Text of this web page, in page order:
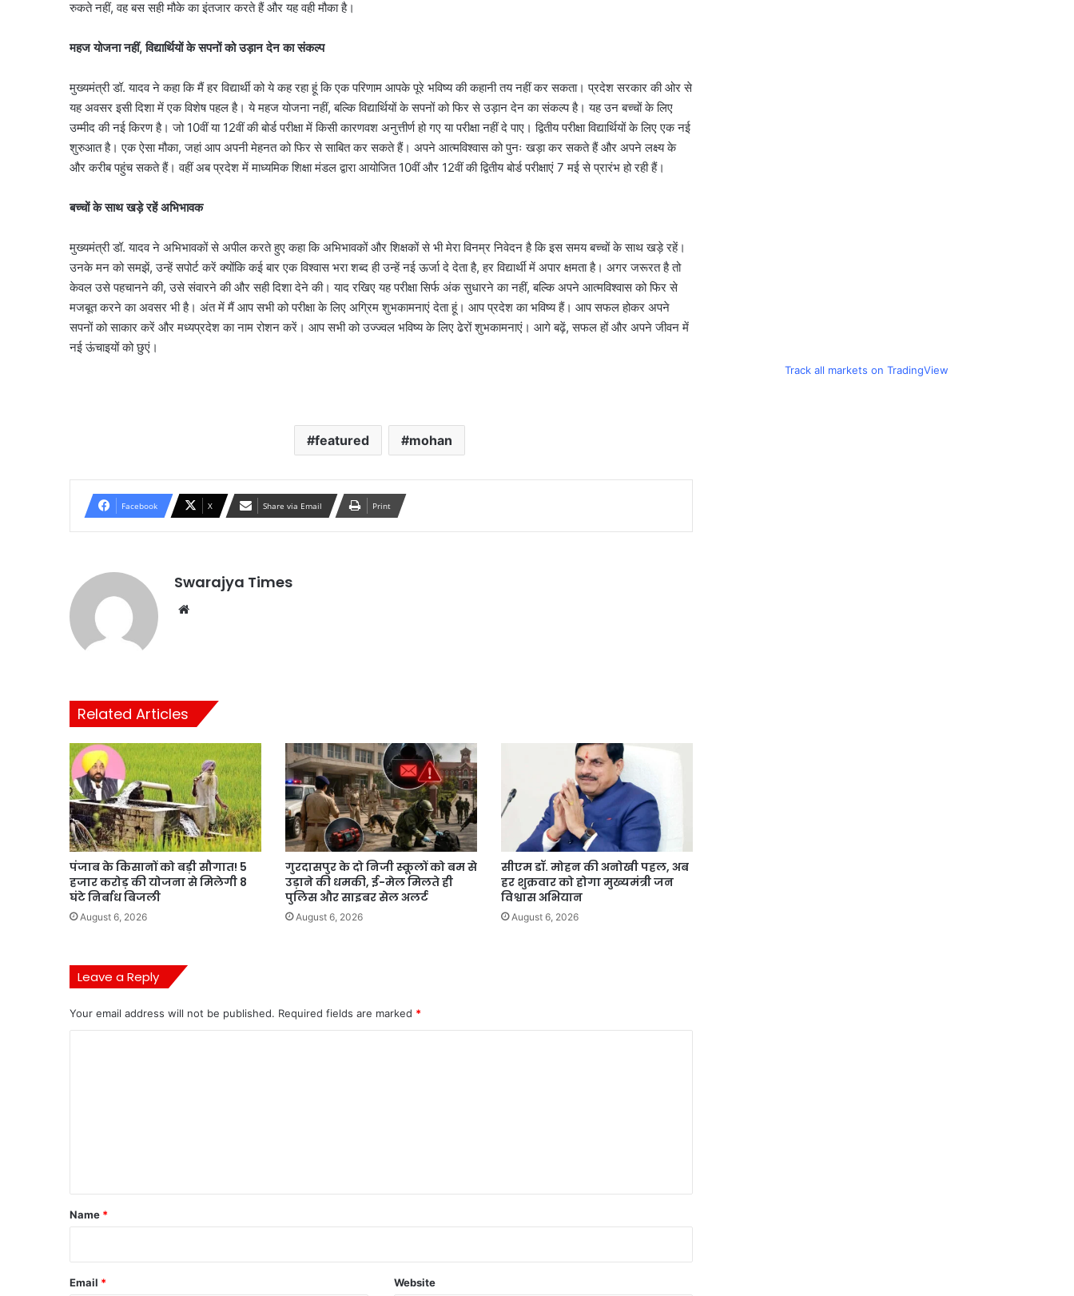
रुकते नहीं, वह बस सही मौके का इंतजार करते हैं और यह वही मौका है।
महज योजना नहीं, विद्यार्थियों के सपनों को उड़ान देन का संकल्प
मुख्यमंत्री डॉ. यादव ने कहा कि मैं हर विद्यार्थी को ये कह रहा हूं कि एक परिणाम आपके पूरे भविष्य की कहानी तय नहीं कर सकता। प्रदेश सरकार की ओर से
यह अवसर इसी दिशा में एक विशेष पहल है। ये महज योजना नहीं, बल्कि विद्यार्थियों के सपनों को फिर से उड़ान देन का संकल्प है। यह उन बच्चों के लिए
उम्मीद की नई किरण है। जो 10वीं या 12वीं की बोर्ड परीक्षा में किसी कारणवश अनुत्तीर्ण हो गए या परीक्षा नहीं दे पाए। द्वितीय परीक्षा विद्यार्थियों के लिए एक नई
शुरुआत है। एक ऐसा मौका, जहां आप अपनी मेहनत को फिर से साबित कर सकते हैं। अपने आत्मविश्वास को पुनः खड़ा कर सकते हैं और अपने लक्ष्य के
और करीब पहुंच सकते हैं। वहीं अब प्रदेश में माध्यमिक शिक्षा मंडल द्वारा आयोजित 10वीं और 12वीं की द्वितीय बोर्ड परीक्षाएं 7 मई से प्रारंभ हो रही हैं।
बच्चों के साथ खड़े रहें अभिभावक
मुख्यमंत्री डॉ. यादव ने अभिभावकों से अपील करते हुए कहा कि अभिभावकों और शिक्षकों से भी मेरा विनम्र निवेदन है कि इस समय बच्चों के साथ खड़े रहें।
उनके मन को समझें, उन्हें सपोर्ट करें क्योंकि कई बार एक विश्वास भरा शब्द ही उन्हें नई ऊर्जा दे देता है, हर विद्यार्थी में अपार क्षमता है। अगर जरूरत है तो
केवल उसे पहचानने की, उसे संवारने की और सही दिशा देने की। याद रखिए यह परीक्षा सिर्फ अंक सुधारने का नहीं, बल्कि अपने आत्मविश्वास को फिर से
मजबूत करने का अवसर भी है। अंत में मैं आप सभी को परीक्षा के लिए अग्रिम शुभकामनाएं देता हूं। आप प्रदेश का भविष्य हैं। आप सफल होकर अपने
सपनों को साकार करें और मध्यप्रदेश का नाम रोशन करें। आप सभी को उज्ज्वल भविष्य के लिए ढेरों शुभकामनाएं। आगे बढ़ें, सफल हों और अपने जीवन में
नई ऊंचाइयों को छुएं।
featured mohan
Facebook X Share via Email Print
Swarajya Times
Related Articles
पंजाब के किसानों को बड़ी सौगात! 5
हजार करोड़ की योजना से मिलेगी 8
घंटे निर्बाध बिजली
August 6, 2026
गुरदासपुर के दो निजी स्कूलों को बम से
उड़ाने की धमकी, ई-मेल मिलते ही
पुलिस और साइबर सेल अलर्ट
August 6, 2026
सीएम डॉ. मोहन की अनोखी पहल, अब
हर शुक्रवार को होगा मुख्यमंत्री जन
विश्वास अभियान
August 6, 2026
Leave a Reply
Your email address will not be published. Required fields are marked *
*
Name *
Email * Website
Track all markets on TradingView